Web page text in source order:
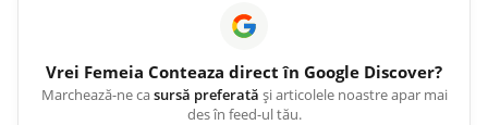
Vrei Femeia Conteaza direct în Google Discover?
Marchează-ne casursă preferată și articolele noastre apar mai
des în feed-ul tău.